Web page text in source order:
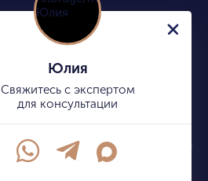
Карта сайта info@kupitekvartiru.com
Юлия
Свяжитесь с экспертом
для консультации